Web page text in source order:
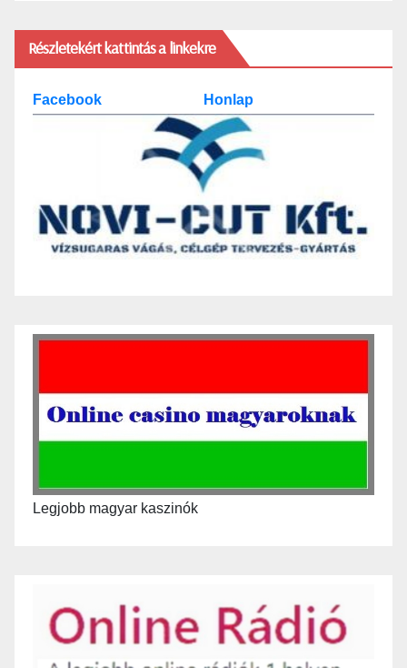
Részletekért kattintás a linkekre
Facebook Honlap
Legjobb magyar kaszinók